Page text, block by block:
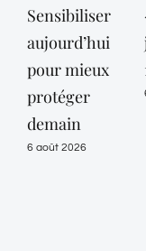
Sensibiliser
aujourd’hui
pour mieux
protéger
demain
6 août 2026